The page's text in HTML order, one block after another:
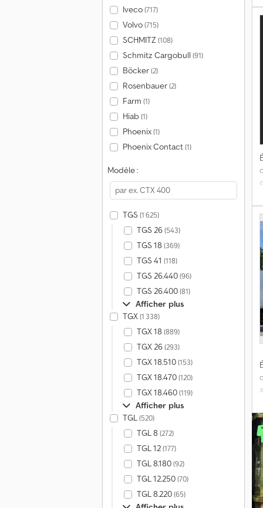
Iveco(717)
Volvo(715)
SCHMITZ(108)
Schmitz Cargobull (91)
Böcker(2)
Rosenbauer(2)
Farm (1)
Hiab (1)
Phoenix(1)
Phoenix Contact(1)
Modèle :
TGS (1 625)
TGS 26(543)
TGS 18 (369)
TGS 41 (118)
TGS 26.440(96)
TGS 26.400(81)
Afficher plus
TGX(1 338)
TGX 18 (889)
TGX 26(293)
TGX 18.510(153)
TGX 18.470(120)
TGX 18.460(119)
Afficher plus
TGL(520)
TGL 8 (272)
TGL 12(177)
TGL 8.180(92)
TGL 12.250(70)
TGL 8.220(65)